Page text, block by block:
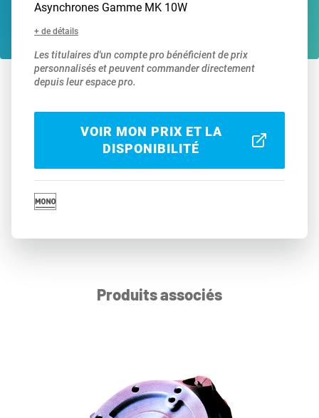
Asynchrones Gamme MK 10W
+ de détails
Les titulaires d'un compte pro bénéficient de prix
personnalisés et peuvent commander directement
depuis leur espace pro.
VOIR MON PRIX ET LA
DISPONIBILITÉ
Produits associés